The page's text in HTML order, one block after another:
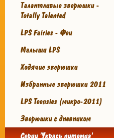
Талантливые зверюшки -
Totally Talented
LPS Fairies - Феи
Малыши LPS
Ходячие зверюшки
Избранные зверюшки 2011
LPS Teensies (микро-2011)
Зверюшки с дневником
Серии 'Укрась питомца'